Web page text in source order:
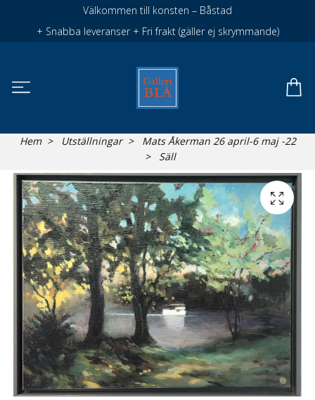
Välkommen till konsten – Båstad
+ Snabba leveranser + Fri frakt (gäller ej skrymmande)
Hem Utställningar
Mats Åkerman 26 april-6 maj -22
Säll